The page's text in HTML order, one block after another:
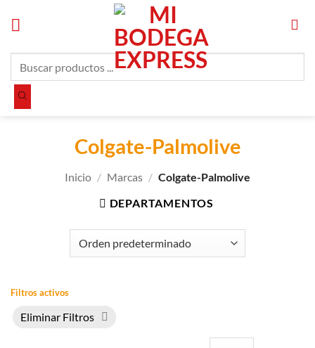
productos
Colgate-Palmolive
Inicio / Marcas / Colgate-Palmolive
DEPARTAMENTOS
Filtros activos
Eliminar Filtros